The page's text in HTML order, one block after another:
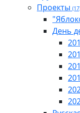
Проекты
День